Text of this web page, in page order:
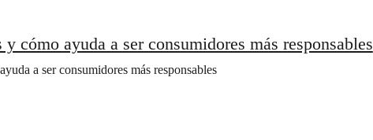
cómo ayuda a ser consumidores más responsables
a ser consumidores más responsables